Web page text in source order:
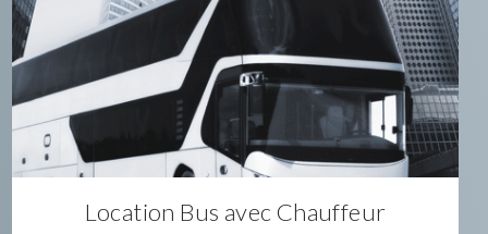
Location Bus avec Chauffeur